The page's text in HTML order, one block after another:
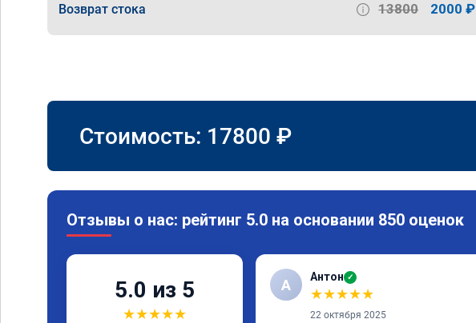
Возврат стока 13800 2000 ₽
Стоимость: 17800 ₽
Отзывы о нас: рейтинг 5.0 на основании 850 оценок
5.0 из 5
★★★★★
А Антон ✓
★★★★★
22 октября 2025